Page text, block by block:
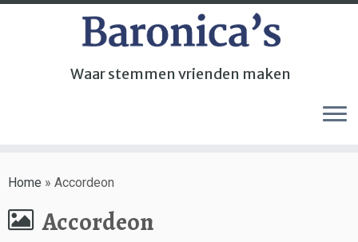
Waar stemmen vrienden maken
Home » Accordeon
Accordeon